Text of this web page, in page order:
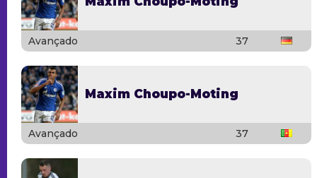
Avançado 37
Maxim Choupo-Moting
Avançado 37